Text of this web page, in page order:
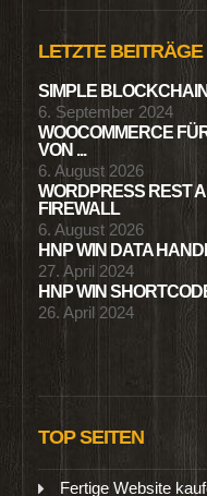
LETZTE BEITRÄGE
SIMPLE
6. September 2024
WOOCOMMERCE
VON ...
6. August 2026
WORDPRESS REST
FIREWALL
6. August 2026
HNP WIN DATA
27. April 2024
HNP WIN
26. April 2024
TOP SEITEN
Fertige Website